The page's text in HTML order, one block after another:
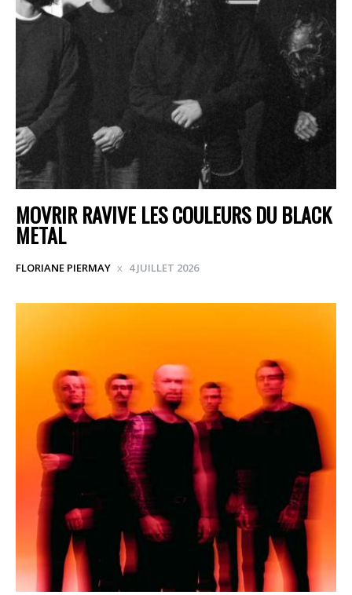
MOVRIR RAVIVE LES COULEURS DU BLACK
METAL
FLORIANE PIERMAY 4 JUILLET 2026